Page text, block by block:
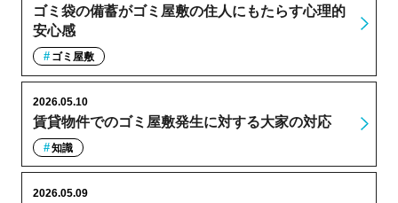
ゴミ袋の備蓄がゴミ屋敷の住人にもたらす心理的
安心感
ゴミ屋敷
賃貸物件でのゴミ屋敷発生に対する大家の対応
2026.05.10
知識
2026.05.09